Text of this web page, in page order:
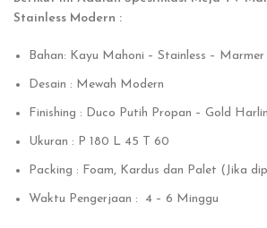
Stainless Modern :
Bahan: Kayu Mahoni – Stainless –
Desain : Mewah Modern
Finishing : Duco Putih Propan – Gold
Ukuran : P 180 L 45 T 60
Packing : Foam, Kardus dan Palet (Jika
Waktu Pengerjaan : 4 – 6 Minggu